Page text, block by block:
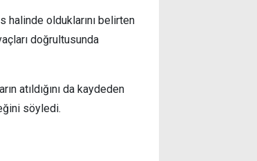
olduklarını belirten
doğrultusunda
atıldığını da kaydeden
söyledi.